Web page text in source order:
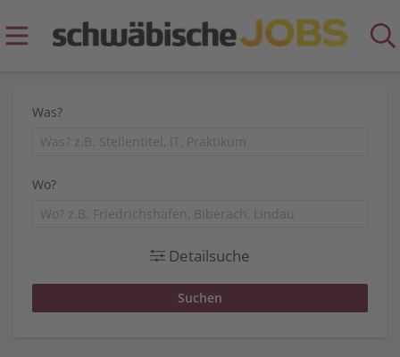
Was?
Wo?
Detailsuche